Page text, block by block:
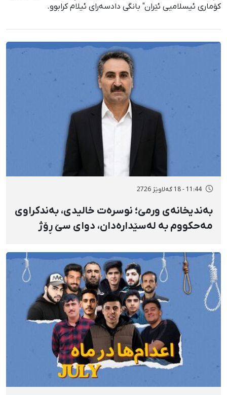
کۆماری ئیسلامیی ئێران" بانگی دادسەرای ئیلام کرابوو.
11:44 - 18 گەلاوێژ 2726
بەندیخانەی ورمێ؛ نوسرەت خالیدی، بەندکراوی
مەحکووم بە لەسێدارەدان، دوای سێ ڕۆژ
نەخۆشخانە گیانی لەدەست دا